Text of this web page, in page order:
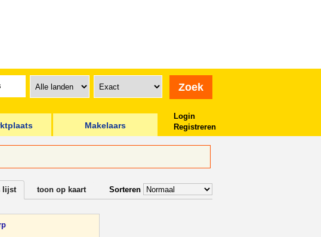
Makelaars
Login
Registreren
Sorteren
lijst toon op kaart